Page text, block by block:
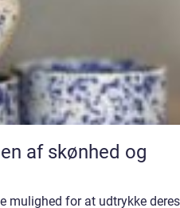
af skønhed og
mulighed for at udtrykke deres